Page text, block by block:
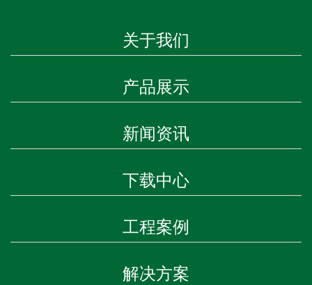
关于我们
产品展示
新闻资讯
下载中心
工程案例
解决方案